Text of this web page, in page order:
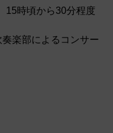
15時頃から30分程度
楽部によるコンサー